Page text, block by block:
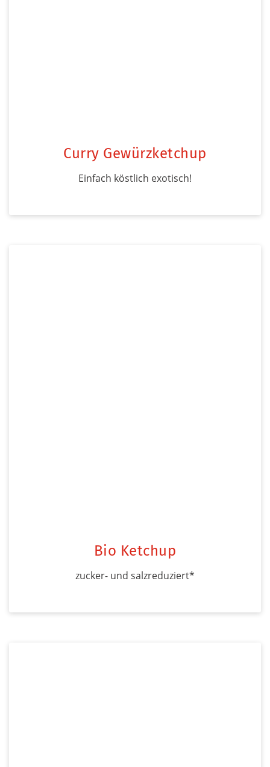
Curry Gewürzketchup
Einfach köstlich exotisch!
Bio Ketchup
zucker- und salzreduziert*